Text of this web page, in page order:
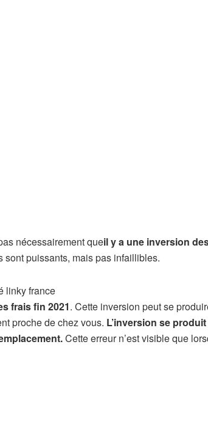
nécessairement queil y a une inversion
sont puissants, mais pas infaillibles.
frais fin 2021. Cette inversion peut se
proche de chez vous. L’inversion se produit
Cette erreur n’est visible que